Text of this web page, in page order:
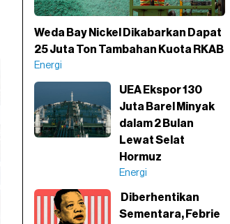
Weda Bay Nickel Dikabarkan Dapat
25 Juta Ton Tambahan Kuota RKAB
Energi
UEA Ekspor 130
Juta Barel Minyak
dalam 2 Bulan
Lewat Selat
Hormuz
Energi
Diberhentikan
Sementara, Febrie